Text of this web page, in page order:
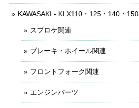
KAWASAKI - KLX110・125・140・150
スプロケ関連
ブレーキ・ホイール関連
フロントフォーク関連
エンジンパーツ